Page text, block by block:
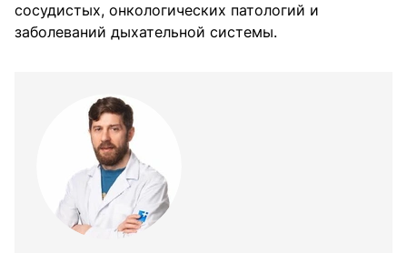
сосудистых, онкологических патологий и
заболеваний дыхательной системы.